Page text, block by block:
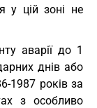
у цій зоні не
аварії до 1
днів або
1987 років за
з особливо